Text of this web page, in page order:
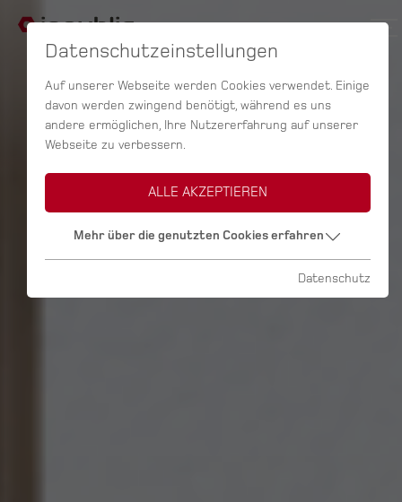
Datenschutzeinstellungen
Auf unserer Webseite werden Cookies verwendet. Einige
davon werden zwingend benötigt, während es uns
andere ermöglichen, Ihre Nutzererfahrung auf unserer
Webseite zu verbessern.
ALLE AKZEPTIEREN
Mehr über die genutzten Cookies erfahren
Datenschutz